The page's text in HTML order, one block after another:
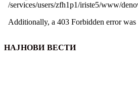
НАЈНОВИ ВЕСТИ